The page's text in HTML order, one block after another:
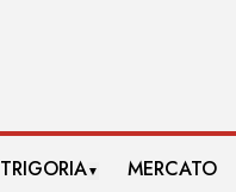
TRIGORIA▼ MERCATO